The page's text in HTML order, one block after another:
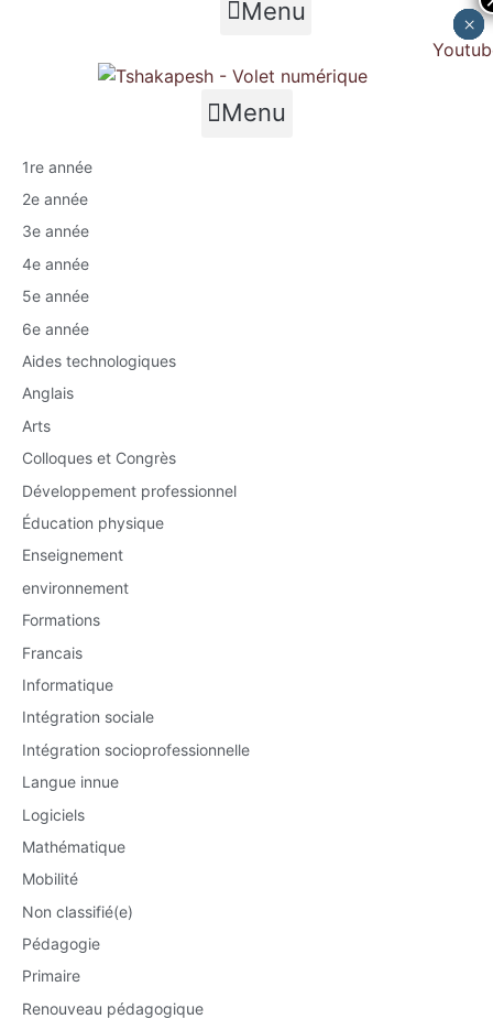
Menu
Menu
1re année
2e année
3e année
4e année
5e année
6e année
Aides technologiques
Anglais
Arts
Colloques et Congrès
Développement professionnel
Éducation physique
Enseignement
environnement
Formations
Francais
Informatique
Intégration sociale
Intégration socioprofessionnelle
Langue innue
Logiciels
Mathématique
Mobilité
Non classifié(e)
Pédagogie
Primaire
Renouveau pédagogique
×
×
×
×
×